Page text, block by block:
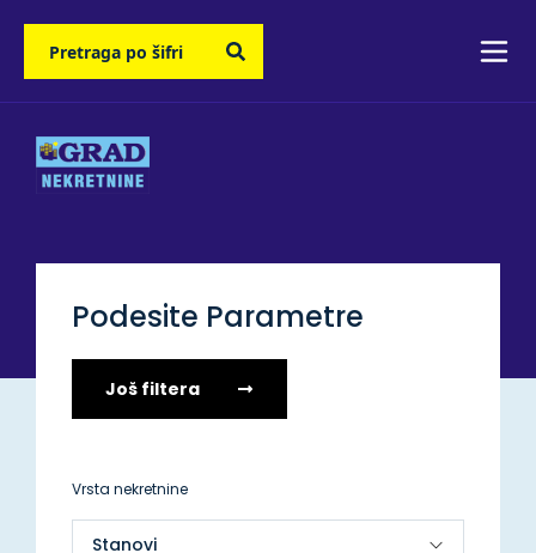
Podesite Parametre
Još filtera
Vrsta nekretnine